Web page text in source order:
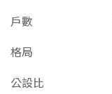
戶數
格局
公設比